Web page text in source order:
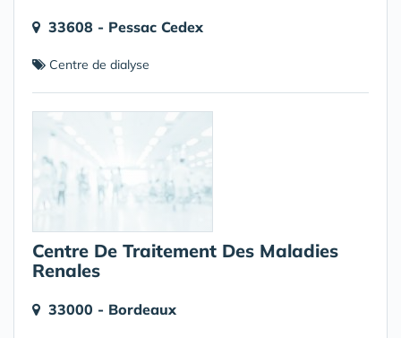
33608 - Pessac Cedex
Centre de dialyse
Centre De Traitement Des Maladies
Renales
33000 - Bordeaux